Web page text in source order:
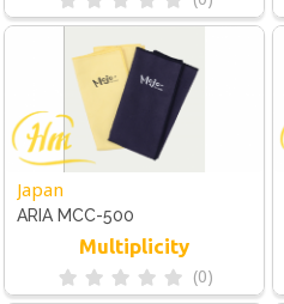
Japan
ARIA MCC-500
Multiplicity
(0)